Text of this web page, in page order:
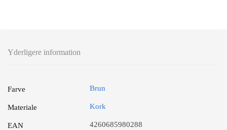
Cutes
Yderligere information
Farve Brun
Materiale Kork
EAN 4260685980288